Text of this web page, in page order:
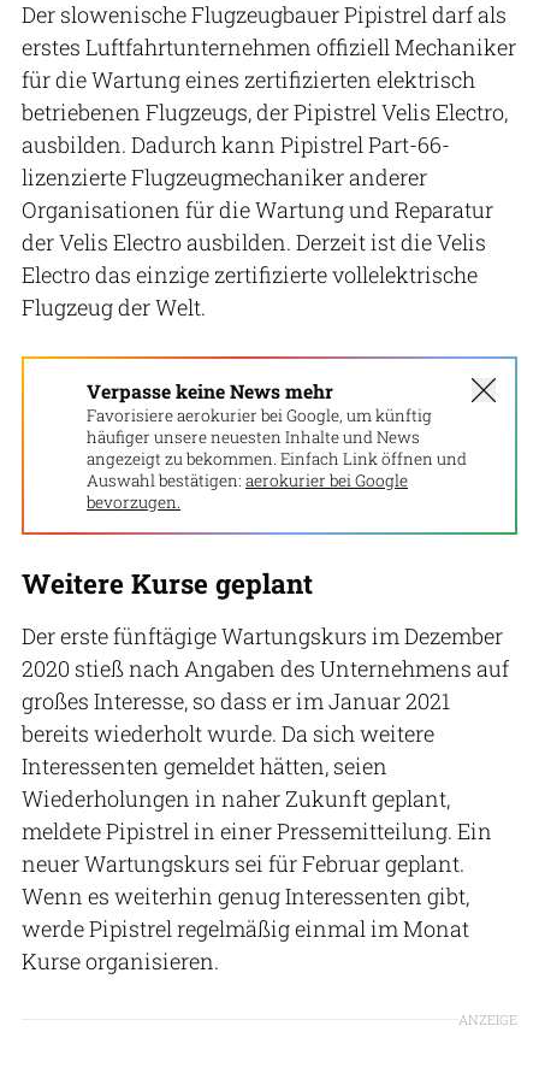
Der slowenische Flugzeugbauer Pipistrel darf als
erstes Luftfahrtunternehmen offiziell Mechaniker
für die Wartung eines zertifizierten elektrisch
betriebenen Flugzeugs, der Pipistrel Velis Electro,
ausbilden. Dadurch kann Pipistrel Part-66-
lizenzierte Flugzeugmechaniker anderer
Organisationen für die Wartung und Reparatur
der Velis Electro ausbilden. Derzeit ist die Velis
Electro das einzige zertifizierte vollelektrische
Flugzeug der Welt.
Verpasse keine News mehr
Favorisiere aerokurier bei Google, um künftig
häufiger unsere neuesten Inhalte und News
angezeigt zu bekommen. Einfach Link öffnen und
Auswahl bestätigen: aerokurier bei Google
bevorzugen.
Weitere Kurse geplant
Der erste fünftägige Wartungskurs im Dezember
2020 stieß nach Angaben des Unternehmens auf
großes Interesse, so dass er im Januar 2021
bereits wiederholt wurde. Da sich weitere
Interessenten gemeldet hätten, seien
Wiederholungen in naher Zukunft geplant,
meldete Pipistrel in einer Pressemitteilung. Ein
neuer Wartungskurs sei für Februar geplant.
Wenn es weiterhin genug Interessenten gibt,
werde Pipistrel regelmäßig einmal im Monat
Kurse organisieren.
ANZEIGE